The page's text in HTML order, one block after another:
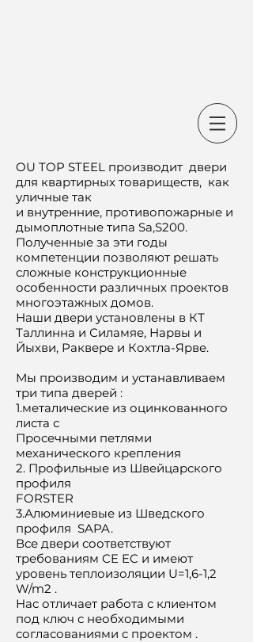
OU TOP STEEL производит двери
для квартирныx товариществ, как
уличныe так
и внутренние, противопожарные и
дымоплотные типа Sa,S200.
Полученные за эти годы
компетенции позволяют решать
сложные конструкционные
особенности различных проектов
многоэтажных домов.
Наши двери установлены в КТ
Таллинна и Силамяе, Нарвы и
Йыхви, Раквере и Кохтла-Ярве.
Мы производим и устанавливаем
три типа дверей :
1.металические из оцинкованного
листа с
Просечными петлями
механического крепления
2. Профильные из Швейцарского
профиля
FORSTER
3.Алюминиевые из Шведского
профиля SAPA.
Все двери соответствуют
требованиям CE EC и имеют
уровень теплоизоляции U=1,6-1,2
W/m2 .
Hас отличает работа с клиентом
под ключ с необходимыми
согласованиями с проектом .